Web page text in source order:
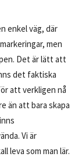
enkel väg, där
men
Det är lätt att
det faktiska
att verkligen nå
än att bara skapa
Vi är
leva som man lär.